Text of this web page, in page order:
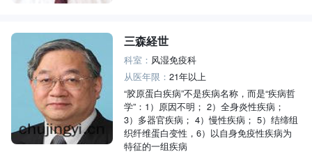
三森経世
科室： 风湿免疫科
从医年限：21年以上
“胶原蛋白疾病”不是疾病名称，而是“疾病哲
学”：1）原因不明； 2）全身炎性疾病；
3）多器官疾病； 4）慢性疾病； 5）结缔组
织纤维蛋白变性，6）以自身免疫性疾病为
特征的一组疾病